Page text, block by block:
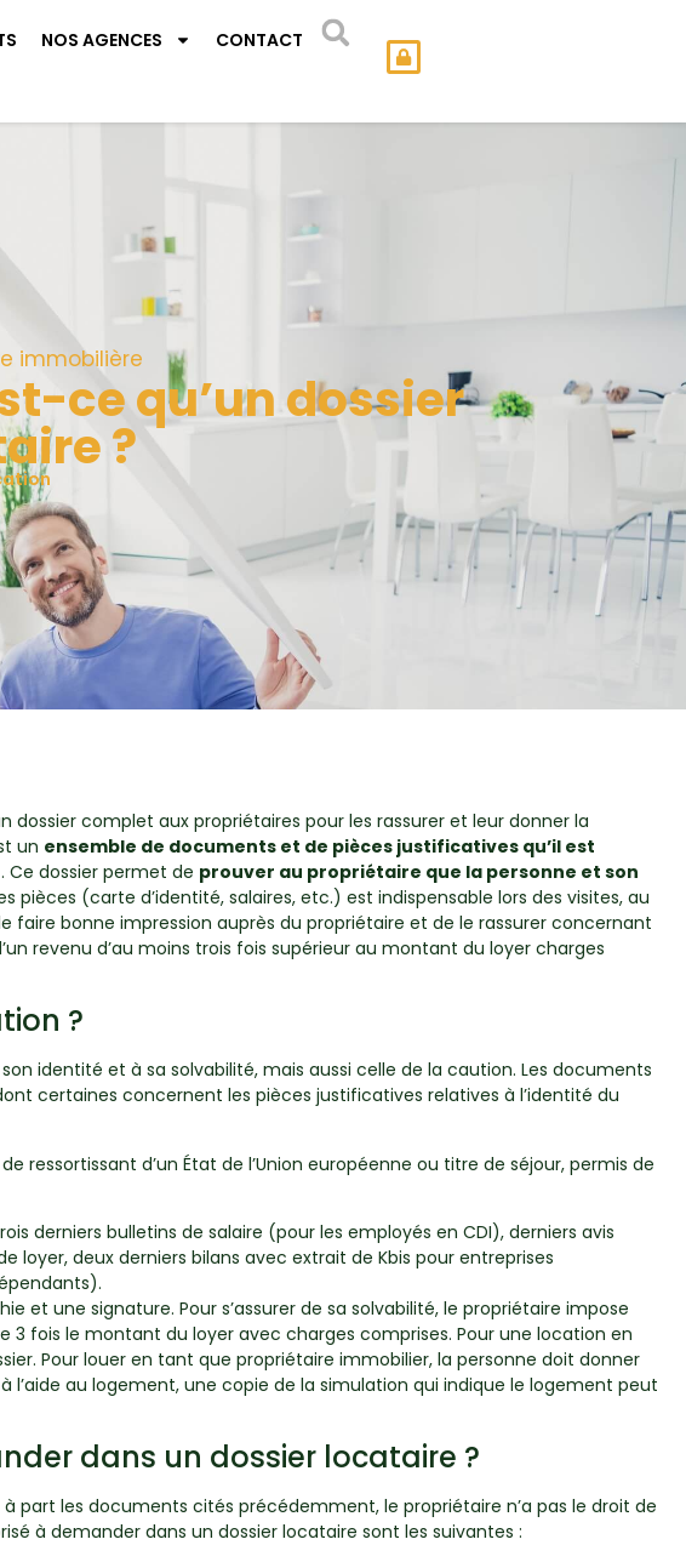
NOS AGENCES CONTACT
immobilière
ce qu’un dossier
?
complet aux propriétaires pour les rassurer et leur donner la
un ensemble de documents et de pièces justificatives qu’il est
dossier permet de prouver au propriétaire que la personne et son
pièces (carte d’identité, salaires, etc.) est indispensable lors des visites, au
faire bonne impression auprès du propriétaire et de le rassurer concernant
revenu d’au moins trois fois supérieur au montant du loyer charges
?
identité et à sa solvabilité, mais aussi celle de la caution. Les documents
certaines concernent les pièces justificatives relatives à l’identité du
d’un État de l’Union européenne ou titre de séjour, permis de
derniers bulletins de salaire (pour les employés en CDI), derniers avis
loyer, deux derniers bilans avec extrait de Kbis pour entreprises
une signature. Pour s’assurer de sa solvabilité, le propriétaire impose
fois le montant du loyer avec charges comprises. Pour une location en
Pour louer en tant que propriétaire immobilier, la personne doit donner
au logement, une copie de la simulation qui indique le logement peut
dans un dossier locataire ?
part les documents cités précédemment, le propriétaire n’a pas le droit de
à demander dans un dossier locataire sont les suivantes :